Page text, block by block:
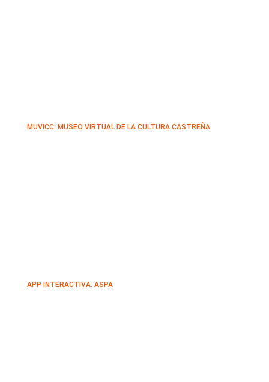
MUVICC: MUSEO VIRTUAL DE LA CULTURA CASTREÑA
APP INTERACTIVA: ASPA